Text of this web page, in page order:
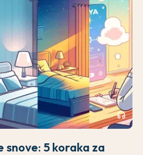
headphones
5 koraka za